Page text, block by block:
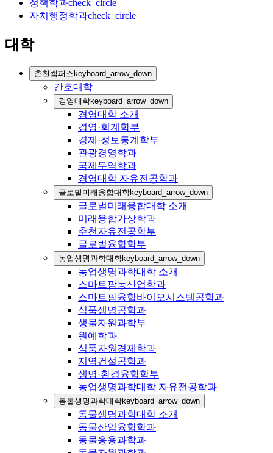
정책학과check_circle
자치행정학과check_circle
대학
춘천캠퍼스keyboard_arrow_down
간호대학
경영대학keyboard_arrow_down
경영대학 소개
경영·회계학부
경제·정보통계학부
관광경영학과
국제무역학과
경영대학 자유전공학과
글로벌미래융합대학keyboard_arrow_down
글로벌미래융합대학 소개
미래융합가상학과
춘천자유전공학부
글로벌융합학부
농업생명과학대학keyboard_arrow_down
농업생명과학대학 소개
스마트팜농산업학과
스마트팜융합바이오시스템공학과
식품생명공학과
생물자원과학부
원예학과
식품자원경제학과
지역건설공학과
생명·환경융합학부
농업생명과학대학 자유전공학과
동물생명과학대학keyboard_arrow_down
동물생명과학대학 소개
동물산업융합학과
동물응용과학과